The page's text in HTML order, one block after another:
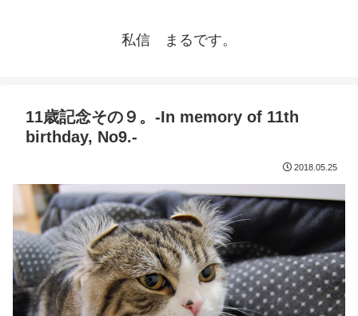
私信 まるです。
11歳記念その９。-In memory of 11th
birthday, No9.-
2018.05.25